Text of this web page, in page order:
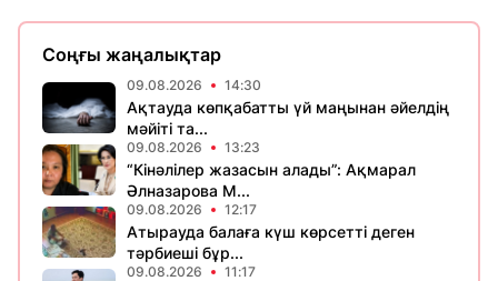
Соңғы жаңалықтар
09.08.2026 14:30
Ақтауда көпқабатты үй маңынан әйелдің
мәйіті та...
09.08.2026 13:23
“Кінәлілер жазасын алады”: Ақмарал
Әлназарова М...
09.08.2026 12:17
Атырауда балаға күш көрсетті деген
тәрбиеші бұр...
09.08.2026 11:17